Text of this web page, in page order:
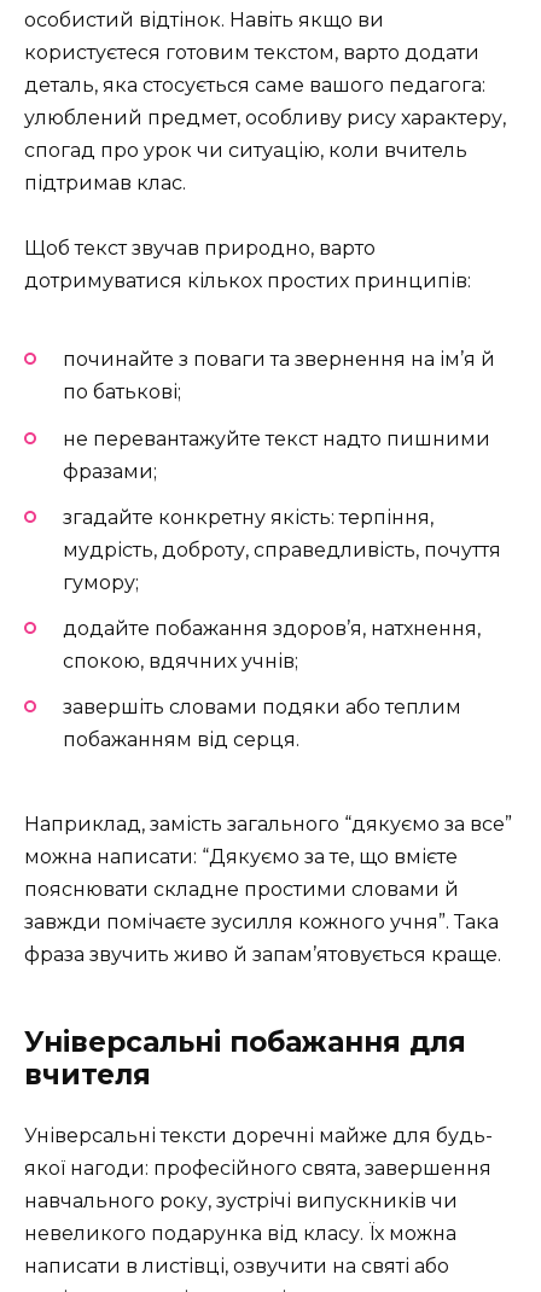
особистий відтінок. Навіть якщо ви
користуєтеся готовим текстом, варто додати
деталь, яка стосується саме вашого педагога:
улюблений предмет, особливу рису характеру,
спогад про урок чи ситуацію, коли вчитель
підтримав клас.
Щоб текст звучав природно, варто
дотримуватися кількох простих принципів:
починайте з поваги та звернення на ім’я й
по батькові;
не перевантажуйте текст надто пишними
фразами;
згадайте конкретну якість: терпіння,
мудрість, доброту, справедливість, почуття
гумору;
додайте побажання здоров’я, натхнення,
спокою, вдячних учнів;
завершіть словами подяки або теплим
побажанням від серця.
Наприклад, замість загального “дякуємо за все”
можна написати: “Дякуємо за те, що вмієте
пояснювати складне простими словами й
завжди помічаєте зусилля кожного учня”. Така
фраза звучить живо й запам’ятовується краще.
Універсальні побажання для
вчителя
Універсальні тексти доречні майже для будь-
якої нагоди: професійного свята, завершення
навчального року, зустрічі випускників чи
невеликого подарунка від класу. Їх можна
написати в листівці, озвучити на святі або